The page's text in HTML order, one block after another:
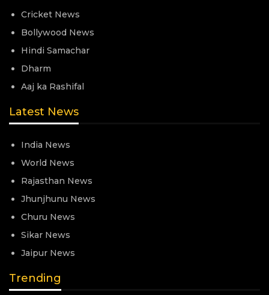
Cricket News
Bollywood News
Hindi Samachar
Dharm
Aaj ka Rashifal
Latest News
India News
World News
Rajasthan News
Jhunjhunu News
Churu News
Sikar News
Jaipur News
Trending